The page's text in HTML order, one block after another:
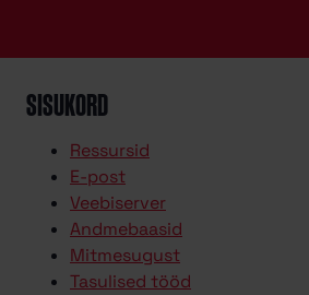
SISUKORD
Ressursid
E-post
Veebiserver
Andmebaasid
Mitmesugust
Tasulised tööd